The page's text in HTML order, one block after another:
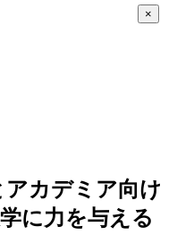
カデミア向け
に力を与える
×